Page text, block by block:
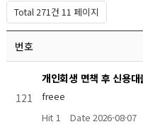
Total 271건 11 페이지
번호
121
개인회생 면책 후 신용
freee
Hit 1
Date 2026-08-07